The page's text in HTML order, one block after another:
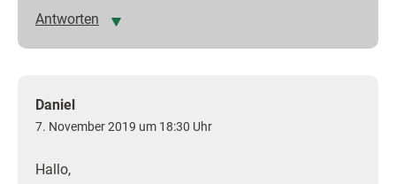
Antworten
Daniel
7. November 2019 um 18:30 Uhr
Hallo,